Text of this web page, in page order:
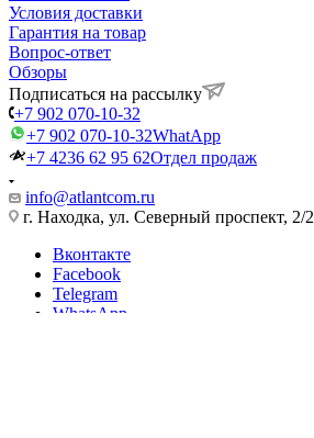
Условия доставки
Гарантия на товар
Вопрос-ответ
Обзоры
Подписаться на рассылку
+7 902 070-10-32
+7 902 070-10-32WhatApp
+7 4236 62 95 62Отдел продаж
info@atlantcom.ru
г. Находка, ул. Северный проспект, 2/2
Вконтакте
Facebook
Telegram
WhatsApp